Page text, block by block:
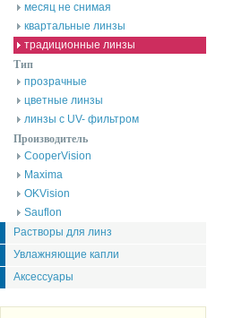
месяц не снимая
квартальные линзы
традиционные линзы
Тип
прозрачные
цветные линзы
линзы с UV- фильтром
Производитель
CooperVision
Maxima
OKVision
Sauflon
Растворы для линз
Увлажняющие капли
Аксессуары